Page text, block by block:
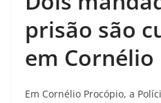
prisão são
em
Em Cornélio Procópio, a